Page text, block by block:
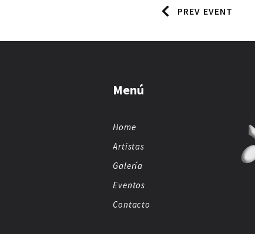
PREV EVENT
Menú
Home
Artistas
Galería
Eventos
Contacto